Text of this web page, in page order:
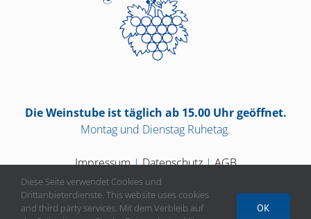
Die Weinstube ist täglich ab 15.00 Uhr geöffnet.
Montag und Dienstag Ruhetag.
Impressum|Datenschutz|AGB
Diese Seite verwendet Cookies und
Drittanbieterdienste. This website uses cookies
and third party services. Mit dem Verbleib auf
OK